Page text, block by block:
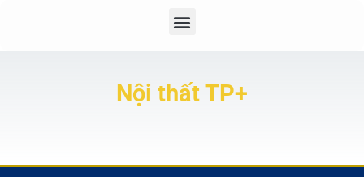
Nội thất TP+